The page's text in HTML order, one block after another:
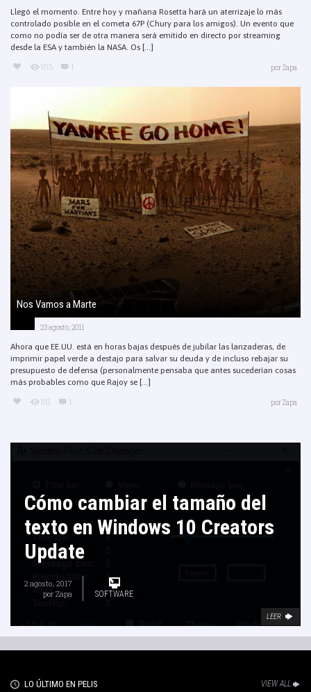
Llegó el momento. Entre hoy y mañana Rosetta hará un aterrizaje lo más
controlado posible en el cometa 67P (Chury para los amigos). Un evento que
como no podía ser de otra manera será emitido en directo por streaming
desde la ESA y también la NASA. Os [...]
165 1 porZapa
Nos Vamos a Marte
23 agosto, 2011
Ahora que EE.UU. está en horas bajas después de jubilar las lanzaderas, de
imprimir papel verde a destajo para salvar su deuda y de incluso rebajar su
presupuesto de defensa (personalmente pensaba que antes sucederían cosas
más probables como que Rajoy se [...]
116 1 porZapa
Cómo cambiar el tamaño del
texto en Windows 10 Creators
Update
2 agosto, 2017
por Zapa SOFTWARE
LEER
LO ÚLTIMO EN PELIS VIEW ALL